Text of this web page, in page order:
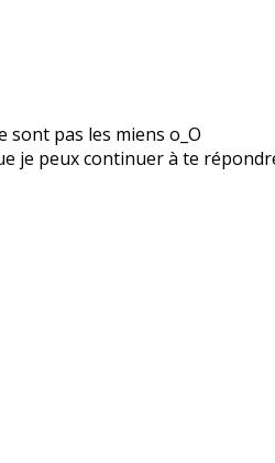
sont pas les miens o_O
je peux continuer à te